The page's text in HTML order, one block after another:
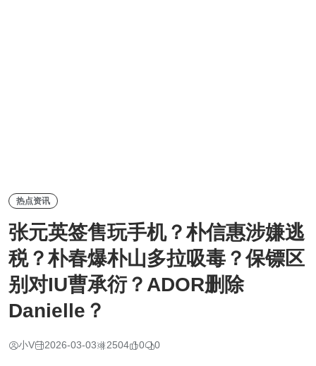
热点资讯
张元英签售玩手机？朴信惠涉嫌逃
税？朴春爆朴山多拉吸毒？保镖区
别对IU曹承衍？ADOR删除
Danielle？
小V 2026-03-03 2504 0 0